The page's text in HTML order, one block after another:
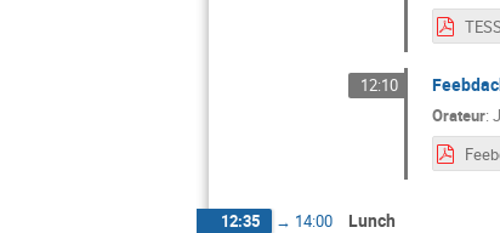
12:10
Orateur:
12:35 → 14:00 Lunch